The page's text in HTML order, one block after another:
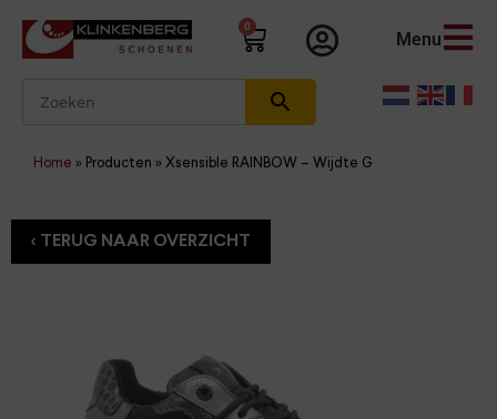
0
Menu
Home » Producten » Xsensible RAINBOW – Wijdte G